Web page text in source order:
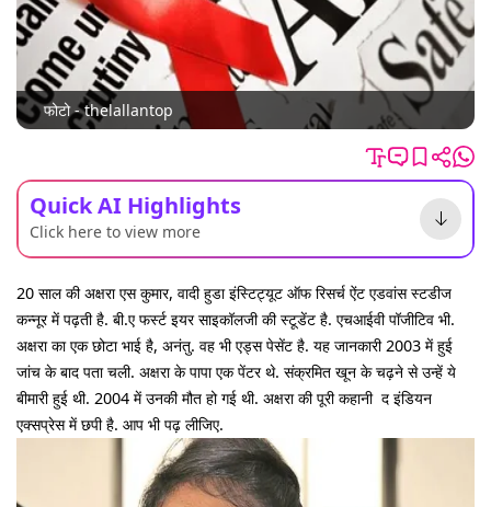
फोटो - thelallantop
Quick AI Highlights
Click here to view more
20 साल की अक्षरा एस कुमार, वादी हुडा इंस्टिट्यूट ऑफ रिसर्च ऐंट एडवांस स्टडीज
कन्नूर में पढ़ती है. बी.ए फर्स्ट इयर साइकॉलजी की स्टूडेंट है. एचआईवी पॉजीटिव भी.
अक्षरा का एक छोटा भाई है, अनंतु. वह भी एड्स पेसेंट है. यह जानकारी 2003 में हुई
जांच के बाद पता चली. अक्षरा के पापा एक पेंटर थे. संक्रमित खून के चढ़ने से उन्हें ये
बीमारी हुई थी. 2004 में उनकी मौत हो गई थी. अक्षरा की पूरी कहानी द इंडियन
एक्सप्रेस में छपी है. आप भी पढ़ लीजिए.